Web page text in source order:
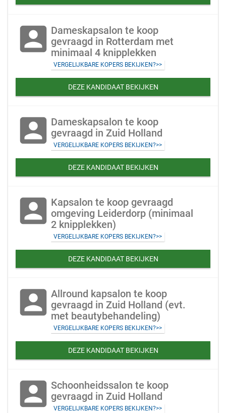
account_box Dameskapsalon te koop
gevraagd in Rotterdam met
minimaal 4 knipplekken
VERGELIJKBARE KOPERS BEKIJKEN?>>
DEZE KANDIDAAT BEKIJKEN
account_box Dameskapsalon te koop
gevraagd in Zuid Holland
VERGELIJKBARE KOPERS BEKIJKEN?>>
DEZE KANDIDAAT BEKIJKEN
account_box Kapsalon te koop gevraagd
omgeving Leiderdorp (minimaal
2 knipplekken)
VERGELIJKBARE KOPERS BEKIJKEN?>>
DEZE KANDIDAAT BEKIJKEN
account_box Allround kapsalon te koop
gevraagd in Zuid Holland (evt.
met beautybehandeling)
VERGELIJKBARE KOPERS BEKIJKEN?>>
DEZE KANDIDAAT BEKIJKEN
account_box Schoonheidssalon te koop
gevraagd in Zuid Holland
VERGELIJKBARE KOPERS BEKIJKEN?>>